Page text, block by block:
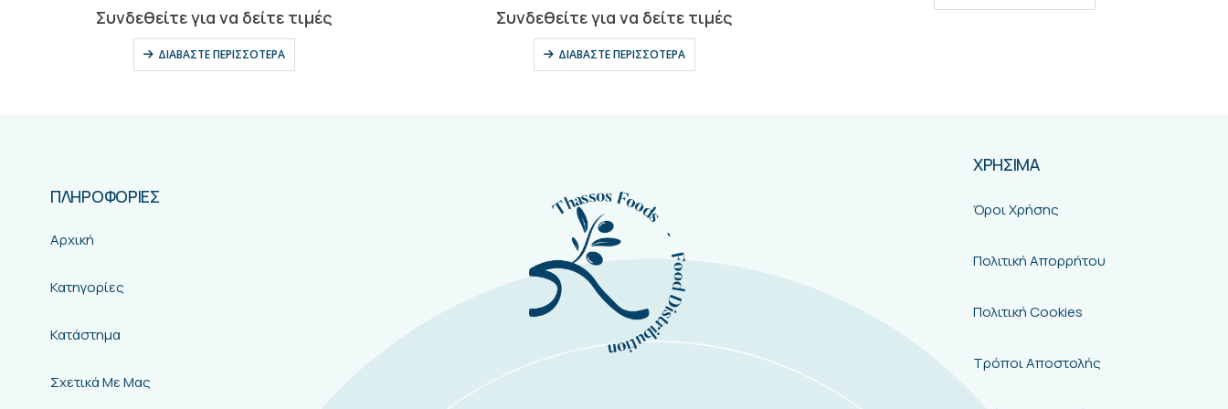
Συνδεθείτε για να δείτε τιμές
ΔΙΑΒΆΣΤΕ ΠΕΡΙΣΣΌΤΕΡΑ
0out of 5
Συνδεθείτε για να δείτε τιμές
ΠΛΗΡΟΦΟΡΙΕΣ
Αρχική
Κατηγορίες
Κατάστημα
Σχετικά Με Μας
ΧΡΗΣΙΜΑ
Όροι Χρήσης
Πολιτική Απορρήτου
Πολιτική Cookies
Τρόποι Αποστολής